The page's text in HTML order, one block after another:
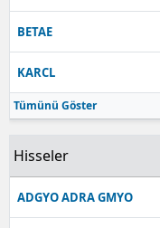
BETAE
KARCL
Tümünü Göster
Hisseler
ADGYO ADRA GMYO